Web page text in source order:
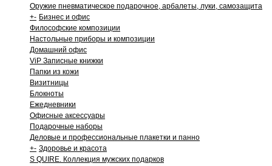
Оружие пневматическое подарочное, арбалеты, луки, самозащита
+- Бизнес и офис
Философские композиции
Настольные приборы и композиции
Домашний офис
ViP Записные книжки
Папки из кожи
Визитницы
Блокноты
Ежедневники
Офисные аксессуары
Подарочные наборы
Деловые и профессиональные плакетки и панно
+- Здоровье и красота
S QUIRE. Коллекция мужских подарков